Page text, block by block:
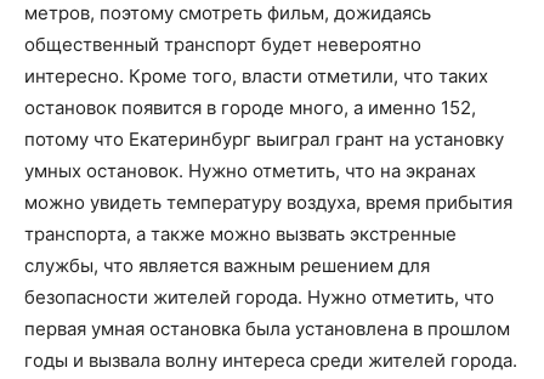
метров, поэтому смотреть фильм, дожидаясь
общественный транспорт будет невероятно
интересно. Кроме того, власти отметили, что таких
остановок появится в городе много, а именно 152,
потому что Екатеринбург выиграл грант на установку
умных остановок. Нужно отметить, что на экранах
можно увидеть температуру воздуха, время прибытия
транспорта, а также можно вызвать экстренные
службы, что является важным решением для
безопасности жителей города. Нужно отметить, что
первая умная остановка была установлена в прошлом
годы и вызвала волну интереса среди жителей города.